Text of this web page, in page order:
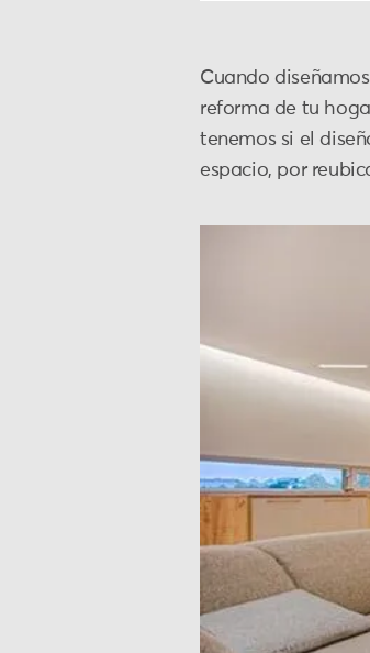
Cuando
reforma de tu
tenemos si el
espacio, por